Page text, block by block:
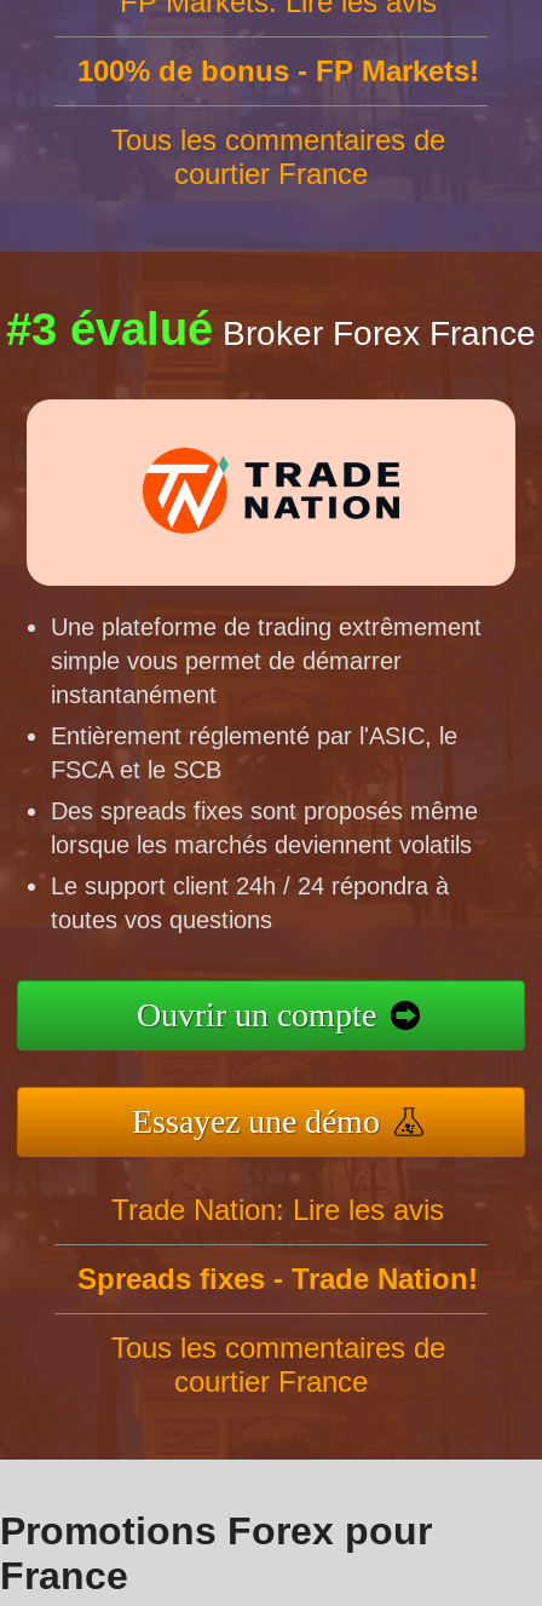
100% de bonus - FP Markets!
Tous les commentaires de
courtier France
#3 évalué Broker Forex France
Une plateforme de trading extrêmement
simple vous permet de démarrer
instantanément
Entièrement réglementé par l'ASIC, le
FSCA et le SCB
Des spreads fixes sont proposés même
lorsque les marchés deviennent volatils
Le support client 24h / 24 répondra à
toutes vos questions
Ouvrir un compte
Essayez une démo
Trade Nation: Lire les avis
Spreads fixes - Trade Nation!
Tous les commentaires de
courtier France
Promotions Forex pour
France